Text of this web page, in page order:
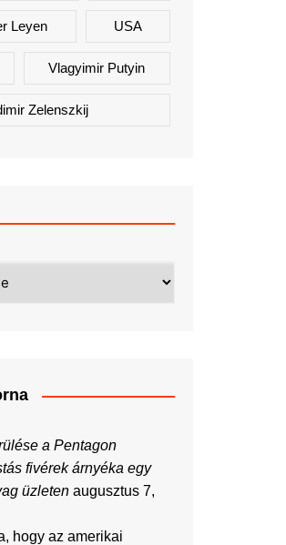
Leyen USA
Vlagyimir Putyin
Zelenszkij
a Pentagon
fivérek árnyéka egy
üzleten augusztus 7,
hogy az amerikai